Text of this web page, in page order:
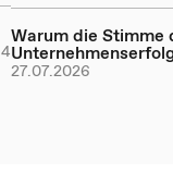
4
Warum die
27.07.2026